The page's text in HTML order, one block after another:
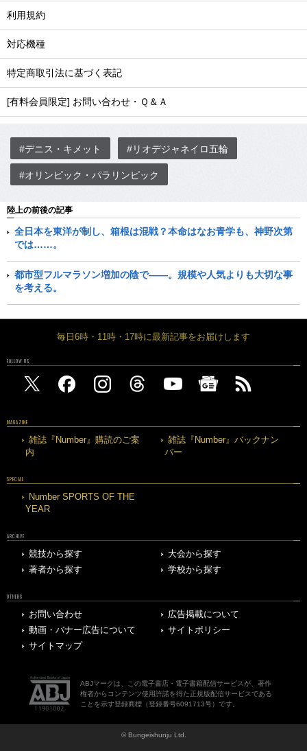
利用規約
対応機種
特定商取引法に基づく表記
[有料会員限定] お問い合わせ・Ｑ＆Ａ
#デニス・キメット #リオデジャネイロ五輪
#オリンピック・パラリンピック
陸上の前後の記事
全日本を東洋が制し、箱根は混戦？本命はなお青学も、神野次第
では……。
都市型フルマラソン増加の陰で――。規模や人気よりも大切な事
を考える。
毎日6時・11時・17時に最新記事をお届けします
FOLLOW US
MAGAZINE
雑誌『Number』購読のご案
内
雑誌『Number』バックナン
バー
SPECIAL
Number SPORTS OF THE
YEAR
ARCHIVE
競技から探す
大会から探す
著者から探す
学校から探す
OTHERS
お問い合わせ
広告掲載について
動画・バナー広告について
サイトポリシー
サイトマップ
ABJマークは、この電子書店・電子書籍配信サービスが、著作
権者からコンテンツ使用許諾を得た正規版配信サービスである
ことを示す登録商標（登録番号6091713号）です。
© Bungeishunju Ltd.